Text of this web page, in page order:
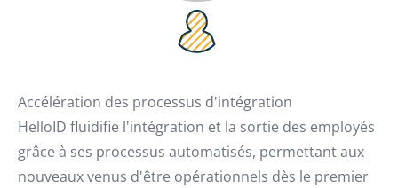
Accélération des processus d'intégration
HelloID fluidifie l'intégration et la sortie des employés
grâce à ses processus automatisés, permettant aux
nouveaux venus d'être opérationnels dès le premier